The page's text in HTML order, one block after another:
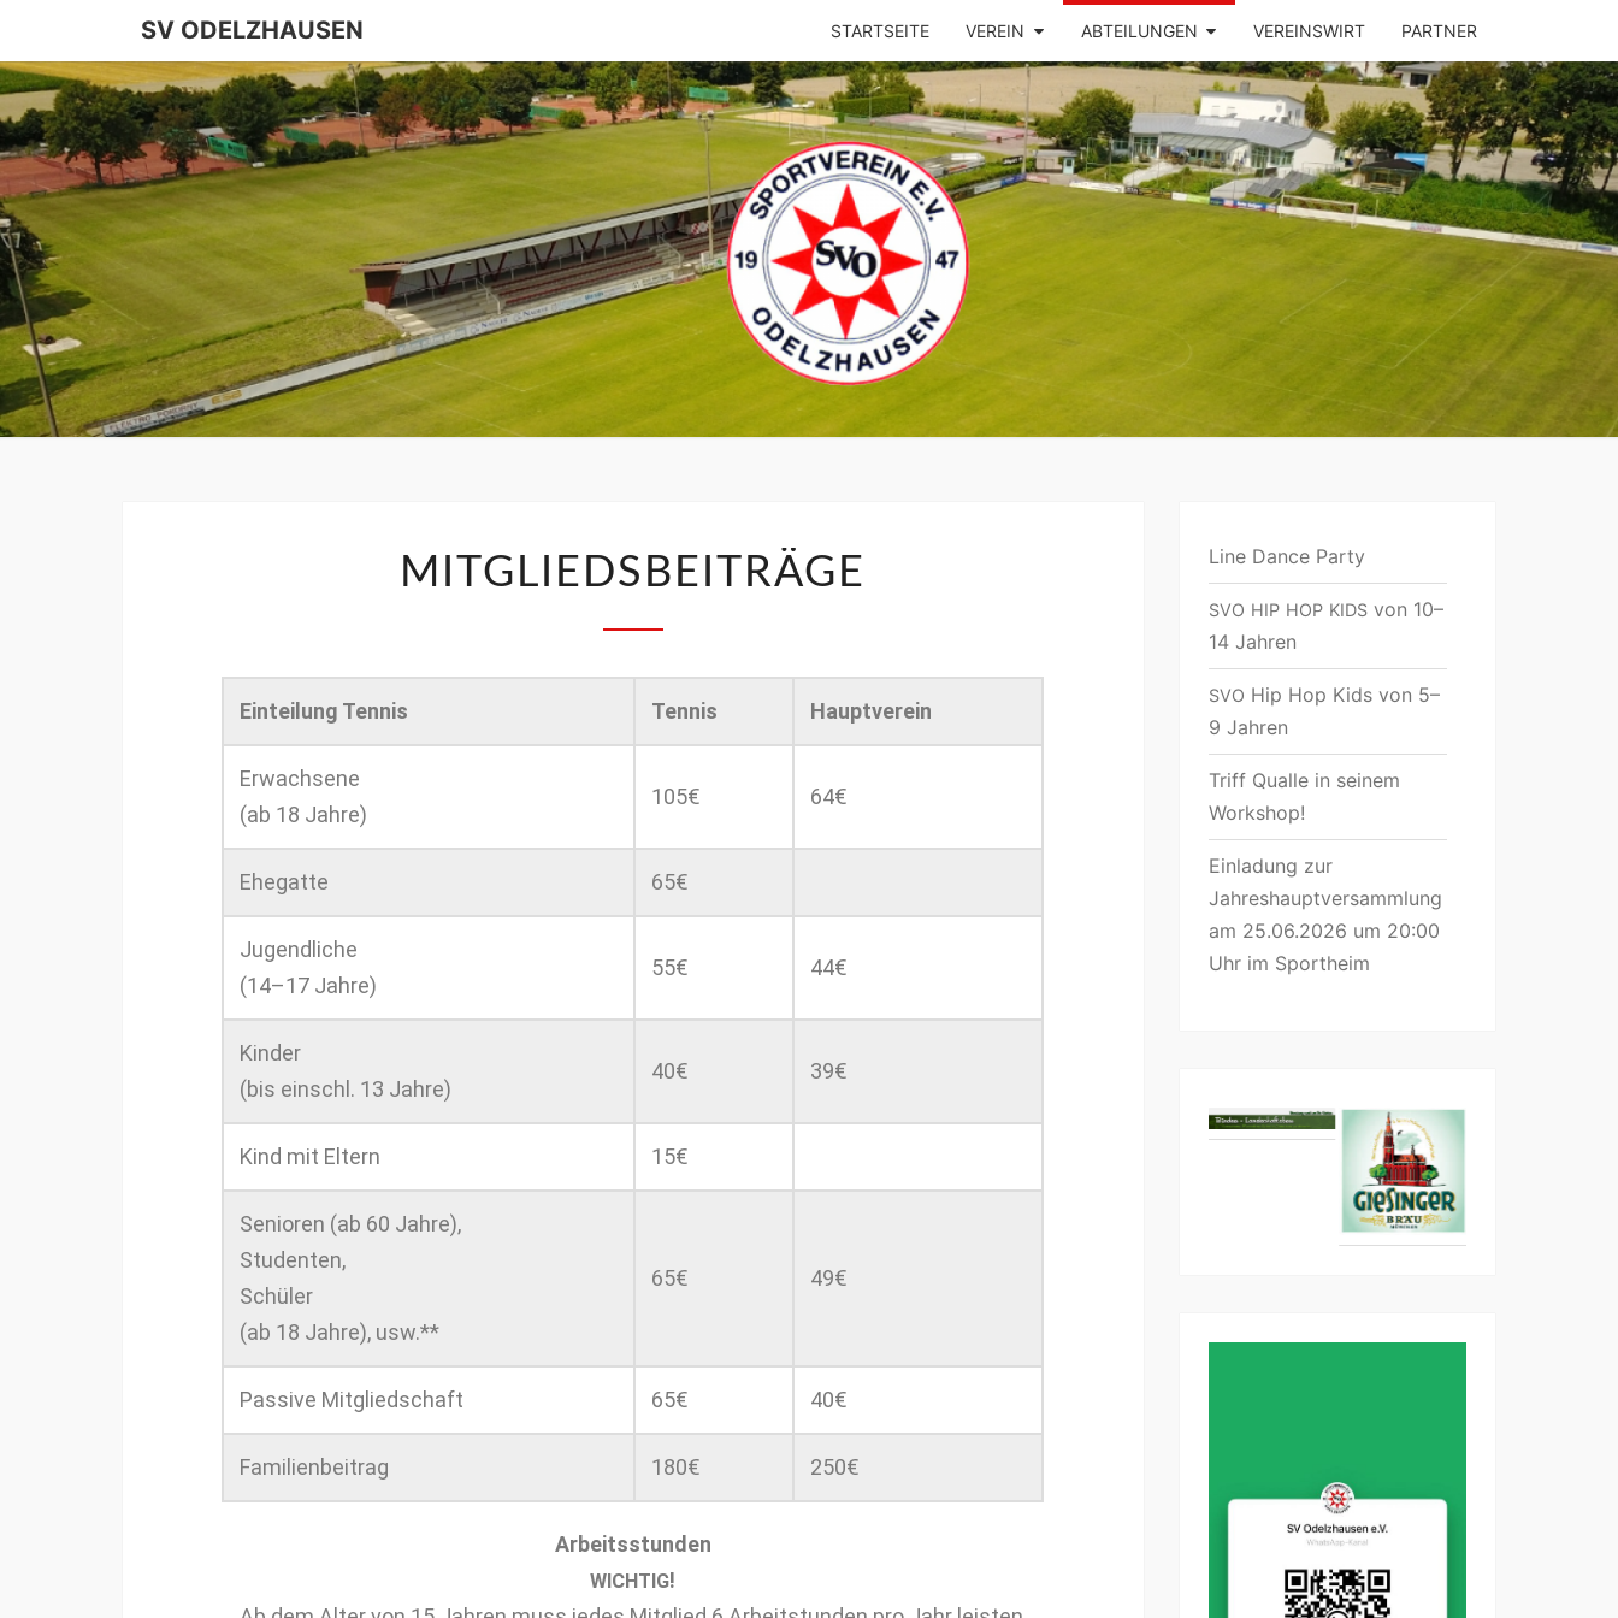
SV ODELZHAUSEN STARTSEITE VEREIN ABTEILUNGEN VEREINSWIRT PARTNER
SV
ODELZHAUSEN
MITGLIEDSBEITRÄGE
Ein­teilung Ten­nis Ten­nis Hauptvere­in
Erwach­sene
(ab 18 Jahre)
105€ 64€
Ehe­gat­te 65€
Jugendliche
(14–17 Jahre)
55€ 44€
Kinder
(bis ein­schl. 13 Jahre)
40€ 39€
Kind mit Eltern 15€
Senioren (ab 60 Jahre),
Stu­den­ten,
Schüler
(ab 18 Jahre), usw.**
65€ 49€
Pas­sive Mitgliedschaft 65€ 40€
Fam­i­lien­beitrag 180€ 250€
Arbeitsstun­den
WICHTIG!
Line Dance Party
SVO HIP HOP KIDSvon 10–
14 Jahren
SVO Hip Hop Kids von 5–
9 Jahren
Triff Qualle in seinem
Workshop!
Einladung zur
Jahreshauptversammlung
am 25.06.2026 um 20:00
Uhr im Sportheim